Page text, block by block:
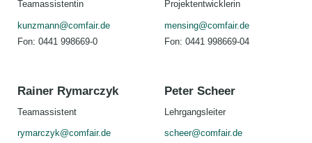
Teamassistentin
kunzmann@comfair.de
Fon: 0441 998669-0
Projektentwicklerin
mensing@comfair.de
Fon: 0441 998669-04
Rainer Rymarczyk
Teamassistent
rymarczyk@comfair.de
Peter Scheer
Lehrgangsleiter
scheer@comfair.de